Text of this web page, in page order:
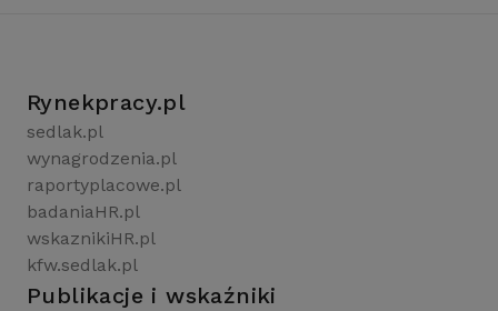
Rynekpracy.pl
sedlak.pl
wynagrodzenia.pl
raportyplacowe.pl
badaniaHR.pl
wskaznikiHR.pl
kfw.sedlak.pl
Publikacje i wskaźniki